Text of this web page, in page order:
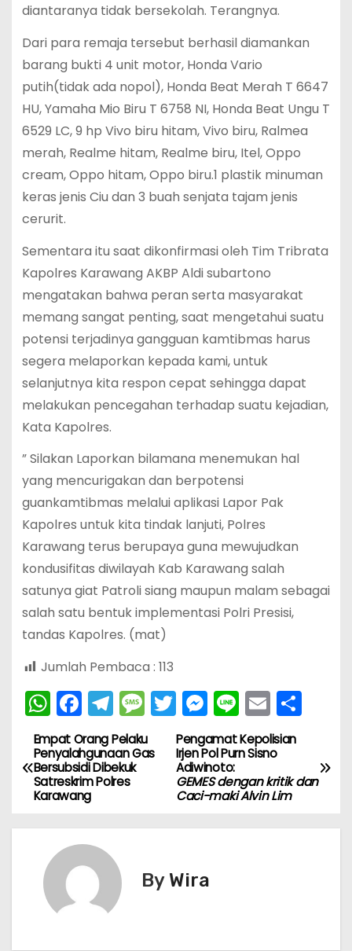
diantaranya tidak bersekolah. Terangnya.
Dari para remaja tersebut berhasil diamankan
barang bukti 4 unit motor, Honda Vario
putih(tidak ada nopol), Honda Beat Merah T 6647
HU, Yamaha Mio Biru T 6758 NI, Honda Beat Ungu T
6529 LC, 9 hp Vivo biru hitam, Vivo biru, Ralmea
merah, Realme hitam, Realme biru, Itel, Oppo
cream, Oppo hitam, Oppo biru.1 plastik minuman
keras jenis Ciu dan 3 buah senjata tajam jenis
cerurit.
Sementara itu saat dikonfirmasi oleh Tim Tribrata
Kapolres Karawang AKBP Aldi subartono
mengatakan bahwa peran serta masyarakat
memang sangat penting, saat mengetahui suatu
potensi terjadinya gangguan kamtibmas harus
segera melaporkan kepada kami, untuk
selanjutnya kita respon cepat sehingga dapat
melakukan pencegahan terhadap suatu kejadian,
Kata Kapolres.
” Silakan Laporkan bilamana menemukan hal
yang mencurigakan dan berpotensi
guankamtibmas melalui aplikasi Lapor Pak
Kapolres untuk kita tindak lanjuti, Polres
Karawang terus berupaya guna mewujudkan
kondusifitas diwilayah Kab Karawang salah
satunya giat Patroli siang maupun malam sebagai
salah satu bentuk implementasi Polri Presisi,
tandas Kapolres. (mat)
Jumlah Pembaca : 113
W
h
a
ts
A
p
p
F
a
c
e
b
o
o
k
T
el
e
gr
m
M
e
s
g
T
w
itt
er
M
e
s
s
e
n
er
Li
n
e
E
m
ai
l
S
ar
e
N
a
Pengamat Kepolisian
Irjen Pol Purn Sisno
Adiwinoto:
GEMES dengan kritik dan
Caci-maki Alvin Lim
Empat Orang Pelaku
Penyalahgunaan Gas
Bersubsidi Dibekuk
Satreskrim Polres
Karawang
By Wira